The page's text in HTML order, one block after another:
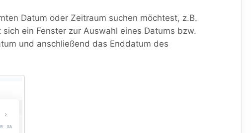
Datum oder Zeitraum suchen möchtest, z.B.
ein Fenster zur Auswahl eines Datums bzw.
und anschließend das Enddatum des